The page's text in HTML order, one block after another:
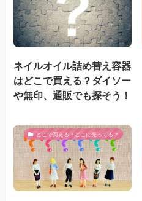
ネイルオイル詰め替え容器
はどこで買える？ダイソー
や無印、通販でも探そう！
どこで買える？どこに売ってる？